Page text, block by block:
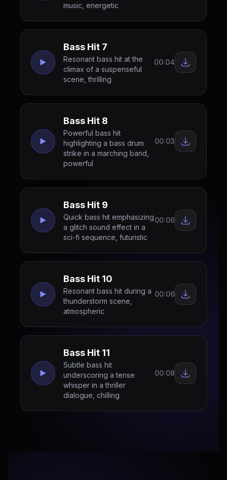
music, energetic
Bass Hit 7
Resonant bass hit at the
climax of a suspenseful
scene, thrilling
00:04
Bass Hit 8
Powerful bass hit
highlighting a bass drum
strike in a marching band,
powerful
00:03
Bass Hit 9
Quick bass hit emphasizing
a glitch sound effect in a
sci-fi sequence, futuristic
00:06
Bass Hit 10
Resonant bass hit during a
thunderstorm scene,
atmospheric
00:06
Bass Hit 11
Subtle bass hit
underscoring a tense
whisper in a thriller
dialogue, chilling
00:08